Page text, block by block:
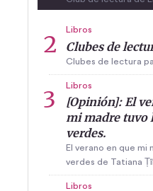
Libros
Clubes de
Clubes de lectura
Libros
[Opinión]: El
mi madre tuvo
verdes.
El verano en que mi
verdes de Tatiana
Libros